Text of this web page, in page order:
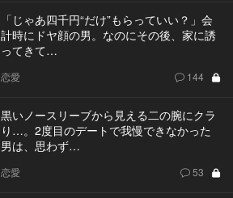
「じゃあ四千円“だけ”もらっていい？」会
計時にドヤ顔の男。なのにその後、家に誘
ってきて…
恋愛 144
黒いノースリーブから見える二の腕にクラ
り…。2度目のデートで我慢できなかった
男は、思わず…
恋愛 53